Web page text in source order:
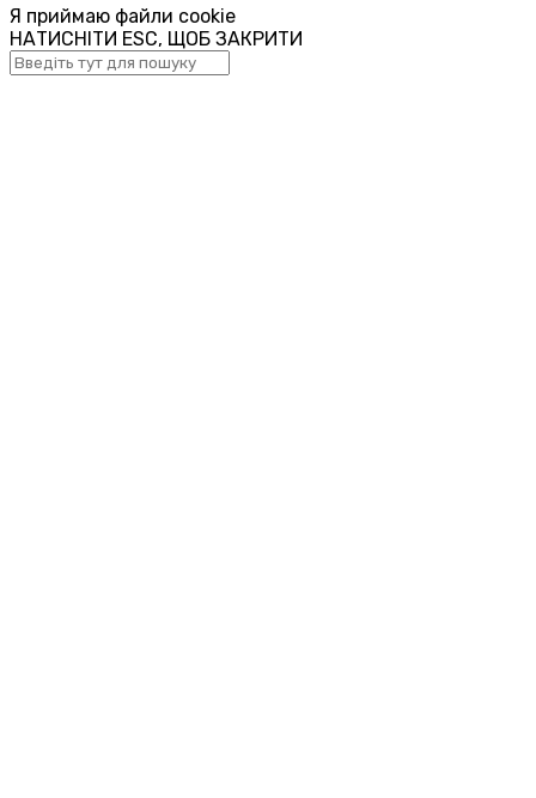
Я приймаю файли cookie
НАТИСНІТИ ESC, ЩОБ ЗАКРИТИ